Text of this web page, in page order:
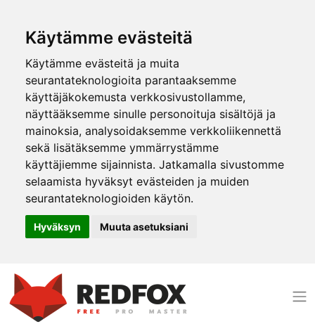
Käytämme evästeitä
Käytämme evästeitä ja muita
seurantateknologioita parantaaksemme
käyttäjäkokemusta verkkosivustollamme,
näyttääksemme sinulle personoituja sisältöjä ja
mainoksia, analysoidaksemme verkkoliikennettä
sekä lisätäksemme ymmärrystämme
käyttäjiemme sijainnista. Jatkamalla sivustomme
selaamista hyväksyt evästeiden ja muiden
seurantateknologioiden käytön.
Hyväksyn Muuta asetuksiani